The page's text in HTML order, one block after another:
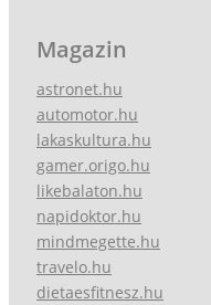
Magazin
astronet.hu
automotor.hu
lakaskultura.hu
gamer.origo.hu
likebalaton.hu
napidoktor.hu
mindmegette.hu
travelo.hu
dietaesfitnesz.hu